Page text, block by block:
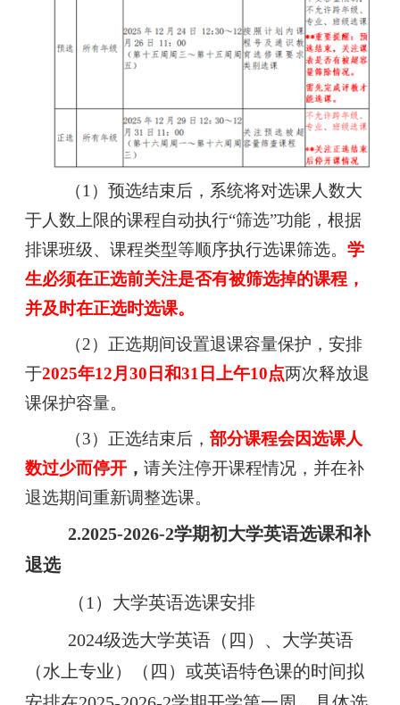
（1）预选结束后，系统将对选课人数大
于人数上限的课程自动执行“筛选”功能，根据
排课班级、课程类型等顺序执行选课筛选。 学
生必须在正选前关注是否有被筛选掉的课程，
并及时在正选时选课。
（2）正选期间设置退课容量保护，安排
于2025年12月30日和31日上午10点两次释放退
课保护容量。
（3）正选结束后， 部分课程会因选课人
数过少而停开， 请关注停开课程情况，并在补
退选期间重新调整选课。
2.2025-2026-2学期初大学英语选课和补
退选
（1）大学英语选课安排
2024级选大学英语（四）、大学英语
（水上专业）（四）或英语特色课的时间拟